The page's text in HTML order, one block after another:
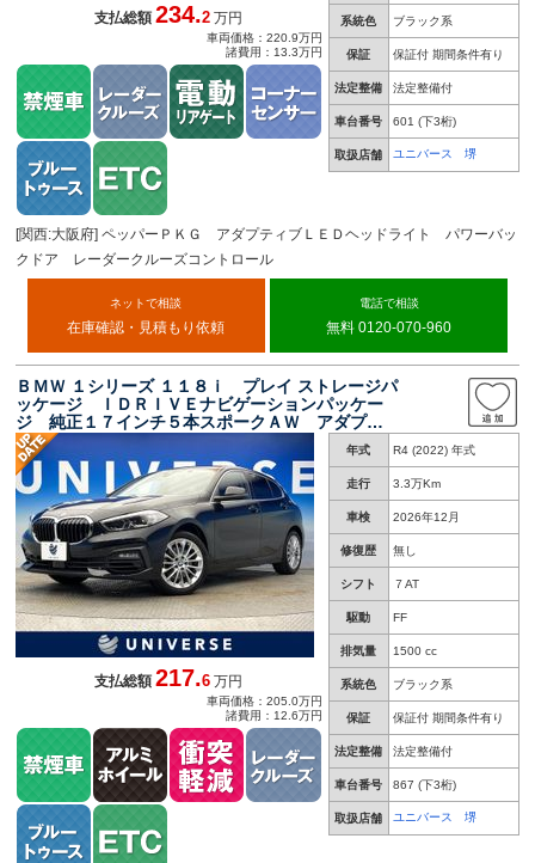
系統色 ブラック系
保証 保証付 期間条件有り
法定整備 法定整備付
車台番号 601 (下3桁)
取扱店舗 ユニバース 堺
支払総額234.2 万円
車両価格：220.9万円
諸費用：13.3万円
[関西:大阪府] ペッパーＰＫＧ アダプティブＬＥＤヘッドライト パワーバッ
クドア レーダークルーズコントロール
ネットで相談
在庫確認・見積もり依頼
電話で相談
無料 0120-070-960
ＢＭＷ １シリーズ １１８ｉ プレイ ストレージパ
ッケージ ＩＤＲＩＶＥナビゲーションパッケー
ジ 純正１７インチ５本スポークＡＷ アダプテ
ィブクルーズコントロール レーンアシスト オ
ートハイビーム ＬＥＤヘッドライト バックカ
メラ 禁煙車
年式 R4 (2022) 年式
走行 3.3万Km
車検 2026年12月
修復歴 無し
シフト ７AT
駆動 FF
排気量 1500 cc
系統色 ブラック系
保証 保証付 期間条件有り
法定整備 法定整備付
車台番号 867 (下3桁)
取扱店舗 ユニバース 堺
支払総額217.6 万円
車両価格：205.0万円
諸費用：12.6万円